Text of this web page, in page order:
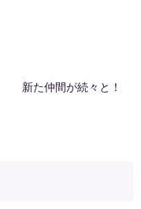
新た仲間が続々と！